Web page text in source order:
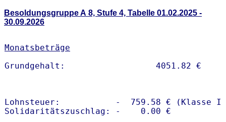
Besoldungsgruppe A 8, Stufe 4, Tabelle 01.02.2025 -
30.09.2026
Monatsbeträge
Lohnsteuer:           -  759.58 € (Klasse I)
Solidaritätszuschlag: -    0.00 €